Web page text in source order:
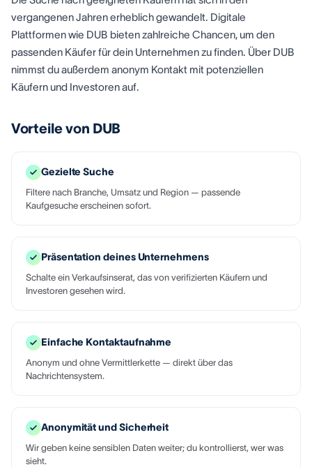
vergangenen Jahren erheblich gewandelt. Digitale
Plattformen wie DUB bieten zahlreiche Chancen, um den
passenden Käufer für dein Unternehmen zu finden. Über DUB
nimmst du außerdem anonym Kontakt mit potenziellen
Käufern und Investoren auf.
Vorteile von DUB
Gezielte Suche
Filtere nach Branche, Umsatz und Region — passende
Kaufgesuche erscheinen sofort.
Präsentation deines Unternehmens
Schalte ein Verkaufsinserat, das von verifizierten Käufern und
Investoren gesehen wird.
Einfache Kontaktaufnahme
Anonym und ohne Vermittlerkette — direkt über das
Nachrichtensystem.
Anonymität und Sicherheit
Wir geben keine sensiblen Daten weiter; du kontrollierst, wer was
sieht.